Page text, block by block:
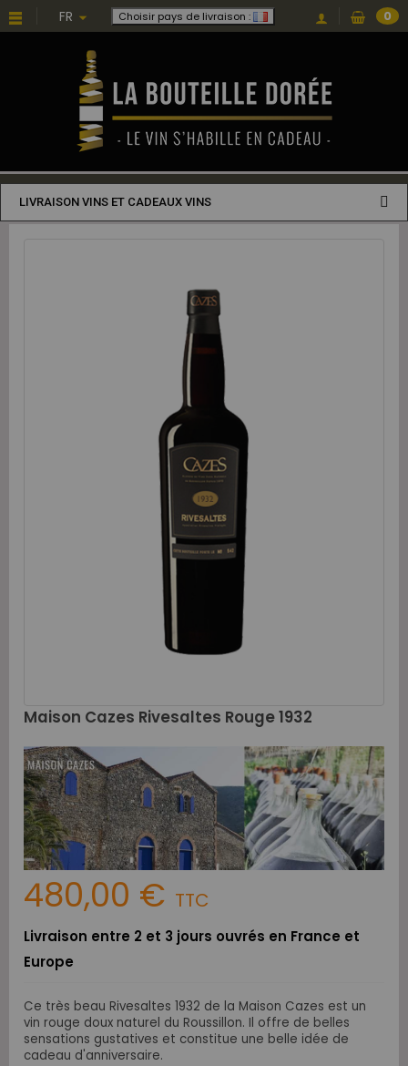
FR Choisir pays de livraison : 0
LIVRAISON VINS ET CADEAUX VINS
Maison Cazes Rivesaltes Rouge 1932
480,00 € TTC
Livraison entre 2 et 3 jours ouvrés en France et
Europe
Ce très beau Rivesaltes 1932 de la Maison Cazes est un
vin rouge doux naturel du Roussillon. Il offre de belles
sensations gustatives et constitue une belle idée de
cadeau d'anniversaire.